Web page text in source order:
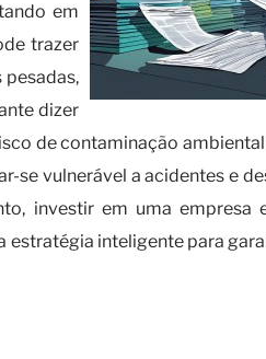
em
trazer
dizer
de contaminação
se vulnerável a acidentes e
investir em uma empresa
estratégia inteligente para